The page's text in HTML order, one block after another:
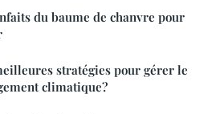
du baume de chanvre pour
stratégies pour gérer le
climatique?